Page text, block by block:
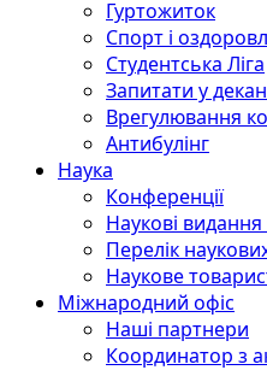
Гуртожиток
Спорт і
Студентська Ліга
Запитати у
Врегулювання
Антибулінг
Наука
Конференції
Наукові
Перелік
Наукове
Міжнародний офіс
Наші партнери
Координатор з